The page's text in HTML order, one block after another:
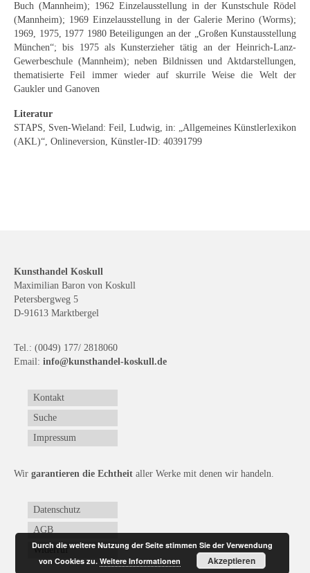
Richard Sprick
Weitere Künstler 1900-1945
Kunst nach 1945
Hermann Dieste
Curt Wittenbecher
Weitere Künstler nach 1945
Autographen / Dokumente
Berliner Künstler
Düsseldorfer Künstler
Fränkische Künstler
Münchner Künstler
Buch (Mannheim); 1962 Einzelausstellung in der Kunstschule Rödel
(Mannheim); 1969 Einzelausstellung in der Galerie Merino (Worms);
1969, 1975, 1977 1980 Beteiligungen an der „Großen Kunstausstellung
München“; bis 1975 als Kunsterzieher tätig an der Heinrich-Lanz-
Gewerbeschule (Mannheim); neben Bildnissen und Aktdarstellungen,
thematisierte Feil immer wieder auf skurrile Weise die Welt der
Gaukler und Ganoven
Literatur
STAPS, Sven-Wieland: Feil, Ludwig, in: „Allgemeines Künstlerlexikon
(AKL)“, Onlineversion, Künstler-ID: 40391799
Kunsthandel Koskull
Maximilian Baron von Koskull
Petersbergweg 5
D-91613 Marktbergel
Tel.: (0049) 177/ 2818060
Email: info@kunsthandel-koskull.de
Kontakt
Suche
Impressum
Wir garantieren die Echtheit aller Werke mit denen wir handeln.
Datenschutz
AGB
Widerruf
Durch die weitere Nutzung der Seite stimmen Sie der Verwendung
von Cookies zu.Weitere Informationen Akzeptieren